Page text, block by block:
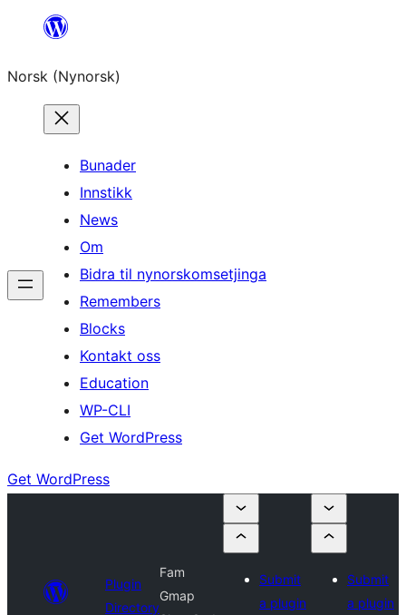
content
Norsk (Nynorsk)
Bunader
Innstikk
News
Om
Bidra til nynorskomsetjinga
Remembers
Blocks
Kontakt oss
Education
WP-CLI
Get WordPress
Get WordPress
Plugin
Directory
Fam
Gmap
Submit
a plugin
Submit
a plugin